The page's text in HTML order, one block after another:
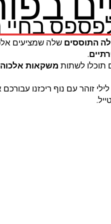
בחיי
התוססים שלה שמציעים
.
תוכלו לשתות משקאות
לילי זוהר עם נוף ריכזנו